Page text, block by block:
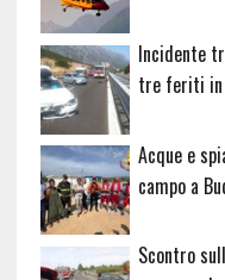
Incidente
tre feriti in
Acque e
campo a
Scontro